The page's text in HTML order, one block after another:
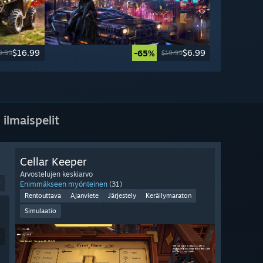
$16.99 -65% $19.99$6.99
Cellar Keeper
Arvostelujen keskiarvo
Enimmäkseen myönteinen (31)
Rentouttava Ajanviete Järjestely
Keräilymaraton
Simulaatio